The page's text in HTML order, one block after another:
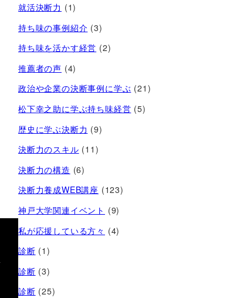
就活決断力 (1)
持ち味の事例紹介 (3)
持ち味を活かす経営​ (2)
推薦者の声 (4)
政治や企業の決断事例に学ぶ (21)
松下幸之助に学ぶ持ち味経営 (5)
歴史に学ぶ決断力 (9)
決断力のスキル (11)
決断力の構造 (6)
決断力養成WEB講座 (123)
神戸大学関連イベント (9)
私が応援している方々 (4)
診断 (1)
診断 (3)
診断 (25)